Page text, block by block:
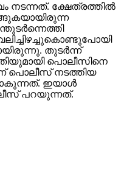
നടന്നത്. ക്ഷേത്രത്തില്‍
വലിച്ചിഴച്ചുകൊണ്ടുപോയി
തുടര്‍ന്ന്
പൊലീസിനെ
പൊലീസ് നടത്തിയ
ഇയാള്‍
പറയുന്നത്.